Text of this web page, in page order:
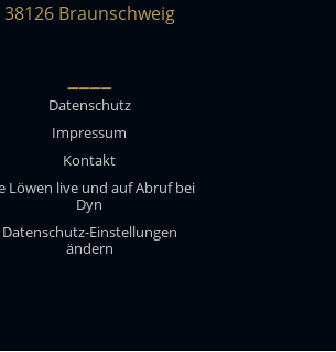
38126 Braunschweig
____
Datenschutz
Impressum
Kontakt
Löwen live und auf Abruf bei
Dyn
Datenschutz-Einstellungen
ändern